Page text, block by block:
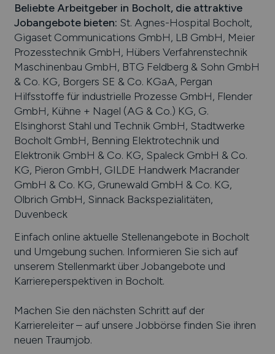
Beliebte Arbeitgeber in Bocholt, die attraktive
Jobangebote bieten: St. Agnes-Hospital Bocholt,
Gigaset Communications GmbH, LB GmbH, Meier
Prozesstechnik GmbH, Hübers Verfahrenstechnik
Maschinenbau GmbH, BTG Feldberg & Sohn GmbH
& Co. KG, Borgers SE & Co. KGaA, Pergan
Hilfsstoffe für industrielle Prozesse GmbH, Flender
GmbH, Kühne + Nagel (AG & Co.) KG, G.
Elsinghorst Stahl und Technik GmbH, Stadtwerke
Bocholt GmbH, Benning Elektrotechnik und
Elektronik GmbH & Co. KG, Spaleck GmbH & Co.
KG, Pieron GmbH, GILDE Handwerk Macrander
GmbH & Co. KG, Grunewald GmbH & Co. KG,
Olbrich GmbH, Sinnack Backspezialitäten,
Duvenbeck
Einfach online aktuelle Stellenangebote in Bocholt
und Umgebung suchen. Informieren Sie sich auf
unserem Stellenmarkt über Jobangebote und
Karriereperspektiven in Bocholt.
Machen Sie den nächsten Schritt auf der
Karriereleiter – auf unsere Jobbörse finden Sie ihren
neuen Traumjob.